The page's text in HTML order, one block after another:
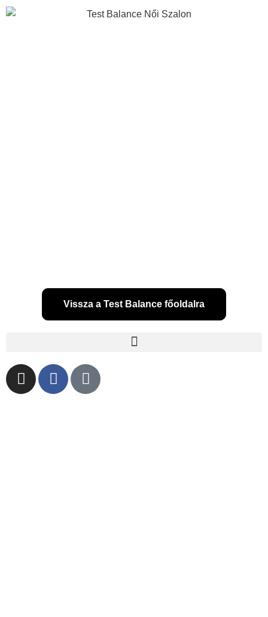
Vissza a Test Balance főoldalra